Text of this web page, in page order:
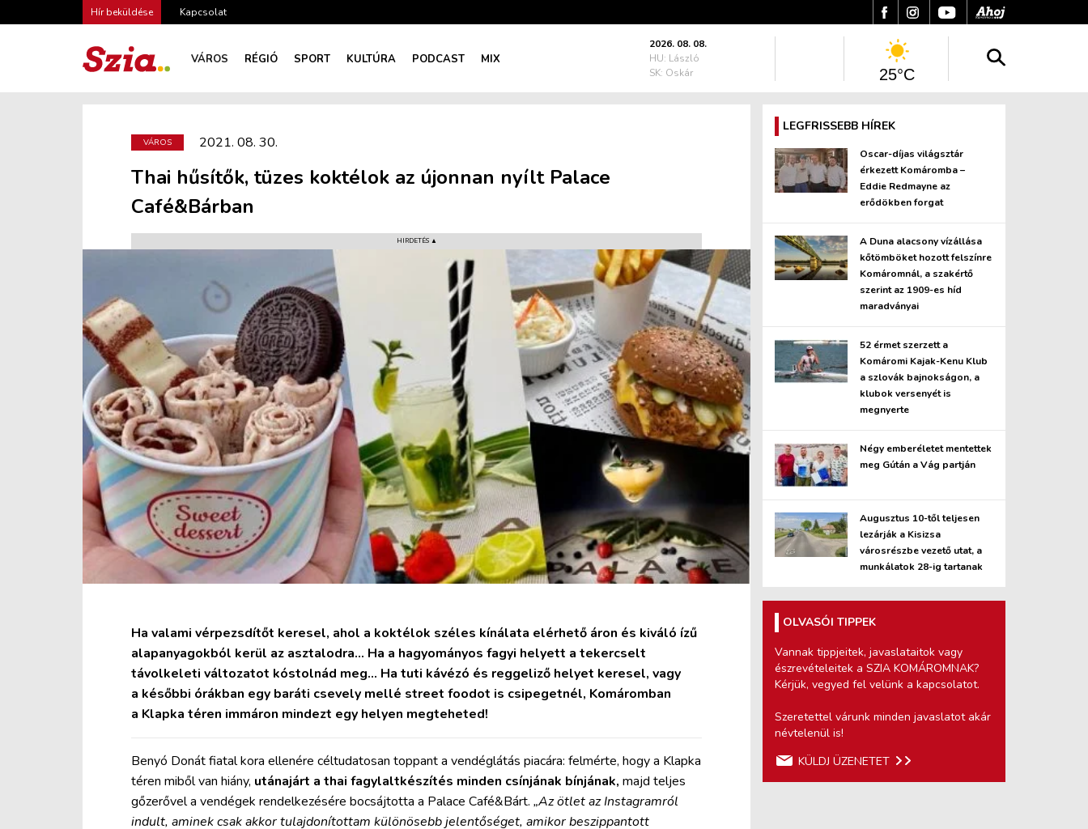
Hír beküldése Kapcsolat
VÁROS RÉGIÓ SPORT KULTÚRA PODCAST MIX
2026. 08. 08.
HU: László
SK: Oskár
25°C
VÁROS 2021. 08. 30.
Thai hűsítők, tüzes koktélok az újonnan nyílt Palace
Café&Bárban
HIRDETÉS ▲
Ha valami vérpezsdítőt keresel, ahol a koktélok széles kínálata elérhető áron és kiváló ízű
alapanyagokból kerül az asztalodra… Ha a hagyományos fagyi helyett a tekercselt
távolkeleti változatot kóstolnád meg… Ha tuti kávézó és reggeliző helyet keresel, vagy
a későbbi órákban egy baráti csevely mellé street foodot is csipegetnél, Komáromban
a Klapka téren immáron mindezt egy helyen megteheted!
Benyó Donát fiatal kora ellenére céltudatosan toppant a vendéglátás piacára: felmérte, hogy a Klapka
téren miből van hiány, utánajárt a thai fagylaltkészítés minden csínjának bínjának, majd teljes
gőzerővel a vendégek rendelkezésére bocsájtotta a Palace Café&Bárt. „Az ötlet az Instagramról
indult, aminek csak akkor tulajdonítottam különösebb jelentőséget, amikor beszippantott
LEGFRISSEBB HÍREK
Oscar-díjas világsztár
érkezett Komáromba –
Eddie Redmayne az
erődökben forgat
A Duna alacsony vízállása
kőtömböket hozott felszínre
Komáromnál, a szakértő
szerint az 1909-es híd
maradványai
52 érmet szerzett a
Komáromi Kajak-Kenu Klub
a szlovák bajnokságon, a
klubok versenyét is
megnyerte
Négy emberéletet mentettek
meg Gútán a Vág partján
Augusztus 10-től teljesen
lezárják a Kisizsa
városrészbe vezető utat, a
munkálatok 28-ig tartanak
OLVASÓI TIPPEK
Vannak tippjeitek, javaslataitok vagy
észrevételeitek a SZIA KOMÁROMNAK?
Kérjük, vegyed fel velünk a kapcsolatot.
Szeretettel várunk minden javaslatot akár
névtelenül is!
KÜLDJ ÜZENETET